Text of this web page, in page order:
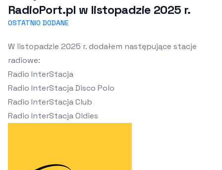
RadioPort.pl w listopadzie 2025 r.
OSTATNIO DODANE
W listopadzie 2025 r. dodałem następujące stacje
radiowe:
Radio InterStacja
Radio InterStacja Disco Polo
Radio InterStacja Club
Radio InterStacja Oldies